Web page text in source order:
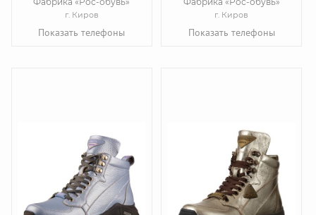
г. Киров
Показать телефоны
г. Киров
Показать телефоны